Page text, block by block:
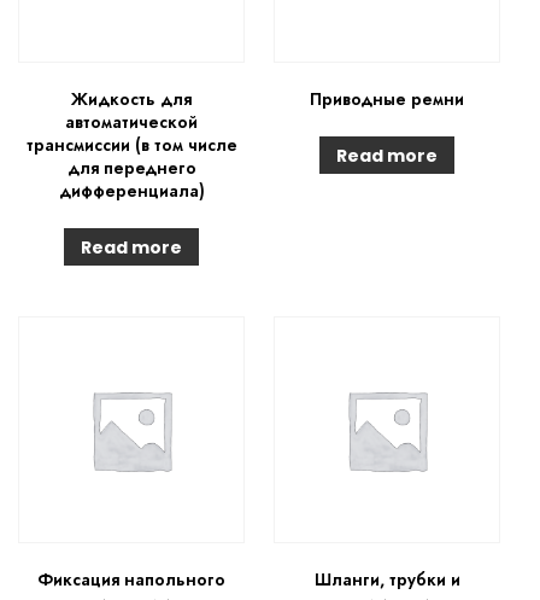
Жидкость для
автоматической
трансмиссии (в том числе
для переднего
дифференциала)
Read more
Приводные ремни
Read more
Фиксация напольного
Шланги, трубки и